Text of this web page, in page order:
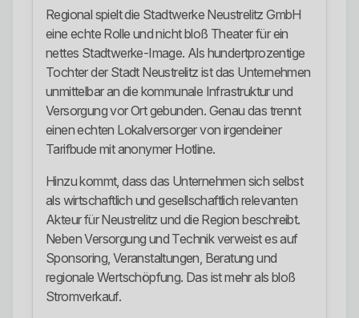
Regional spielt die Stadtwerke Neustrelitz GmbH
eine echte Rolle und nicht bloß Theater für ein
nettes Stadtwerke-Image. Als hundertprozentige
Tochter der Stadt Neustrelitz ist das Unternehmen
unmittelbar an die kommunale Infrastruktur und
Versorgung vor Ort gebunden. Genau das trennt
einen echten Lokalversorger von irgendeiner
Tarifbude mit anonymer Hotline.
Hinzu kommt, dass das Unternehmen sich selbst
als wirtschaftlich und gesellschaftlich relevanten
Akteur für Neustrelitz und die Region beschreibt.
Neben Versorgung und Technik verweist es auf
Sponsoring, Veranstaltungen, Beratung und
regionale Wertschöpfung. Das ist mehr als bloß
Stromverkauf.